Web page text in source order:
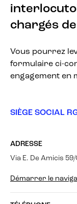
chargés
Vous pourrez
formulaire ci-
engagement en
SIÈGE SOCIAL
ADRESSE
Via E. De Amicis
Démarrer le